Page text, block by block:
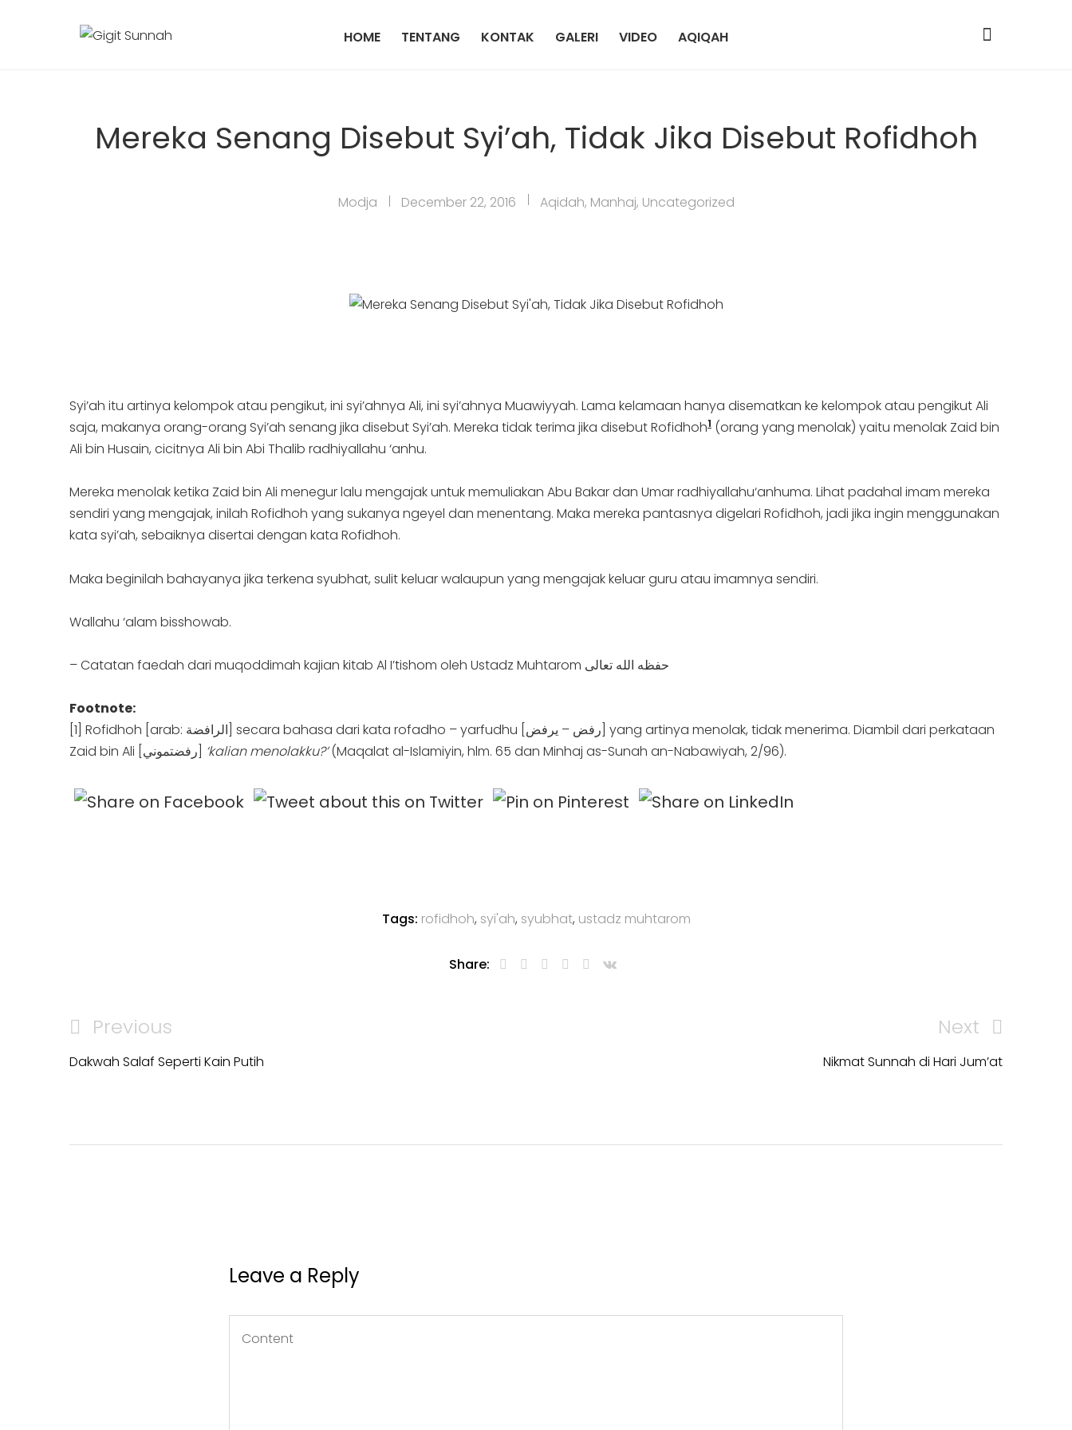
HOME TENTANG KONTAK GALERI VIDEO AQIQAH
Mereka Senang Disebut Syi’ah, Tidak Jika Disebut Rofidhoh
Modja December 22, 2016 Aqidah, Manhaj, Uncategorized
Syi’ah itu artinya kelompok atau pengikut, ini syi’ahnya Ali, ini syi’ahnya Muawiyyah. Lama kelamaan hanya disematkan ke kelompok atau pengikut Ali
saja, makanya orang-orang Syi’ah senang jika disebut Syi’ah. Mereka tidak terima jika disebut Rofidhoh1 (orang yang menolak) yaitu menolak Zaid bin
Ali bin Husain, cicitnya Ali bin Abi Thalib radhiyallahu ‘anhu.
Mereka menolak ketika Zaid bin Ali menegur lalu mengajak untuk memuliakan Abu Bakar dan Umar radhiyallahu‘anhuma. Lihat padahal imam mereka
sendiri yang mengajak, inilah Rofidhoh yang sukanya ngeyel dan menentang. Maka mereka pantasnya digelari Rofidhoh, jadi jika ingin menggunakan
kata syi’ah, sebaiknya disertai dengan kata Rofidhoh.
Maka beginilah bahayanya jika terkena syubhat, sulit keluar walaupun yang mengajak keluar guru atau imamnya sendiri.
Wallahu ‘alam bisshowab.
– Catatan faedah dari muqoddimah kajian kitab Al I’tishom oleh Ustadz Muhtarom حفظه الله تعالى
Footnote:
[1] Rofidhoh [arab: الرافضة] secara bahasa dari kata rofadho – yarfudhu [رفض – يرفض] yang artinya menolak, tidak menerima. Diambil dari perkataan
‘kalian menolakku?’(Maqalat al-Islamiyin, hlm. 65 dan Minhaj as-Sunah an-Nabawiyah, 2/96).
Tags: rofidhoh, syi'ah, syubhat, ustadz muhtarom
Share:
Post
navigation
Previous
Post
Previous
Dakwah Salaf Seperti Kain Putih
Next
Post
Next
Nikmat Sunnah di Hari Jum’at
Leave a Reply